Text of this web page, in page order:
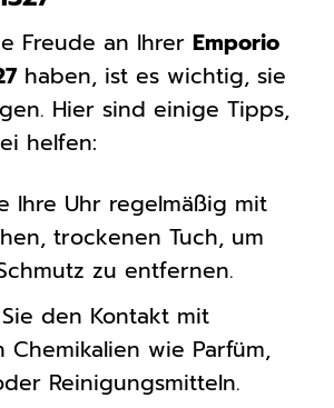
Freude an Ihrer Emporio
haben, ist es wichtig, sie
Hier sind einige Tipps,
helfen:
Ihre Uhr regelmäßig mit
trockenen Tuch, um
zu entfernen.
den Kontakt mit
Chemikalien wie Parfüm,
Reinigungsmitteln.